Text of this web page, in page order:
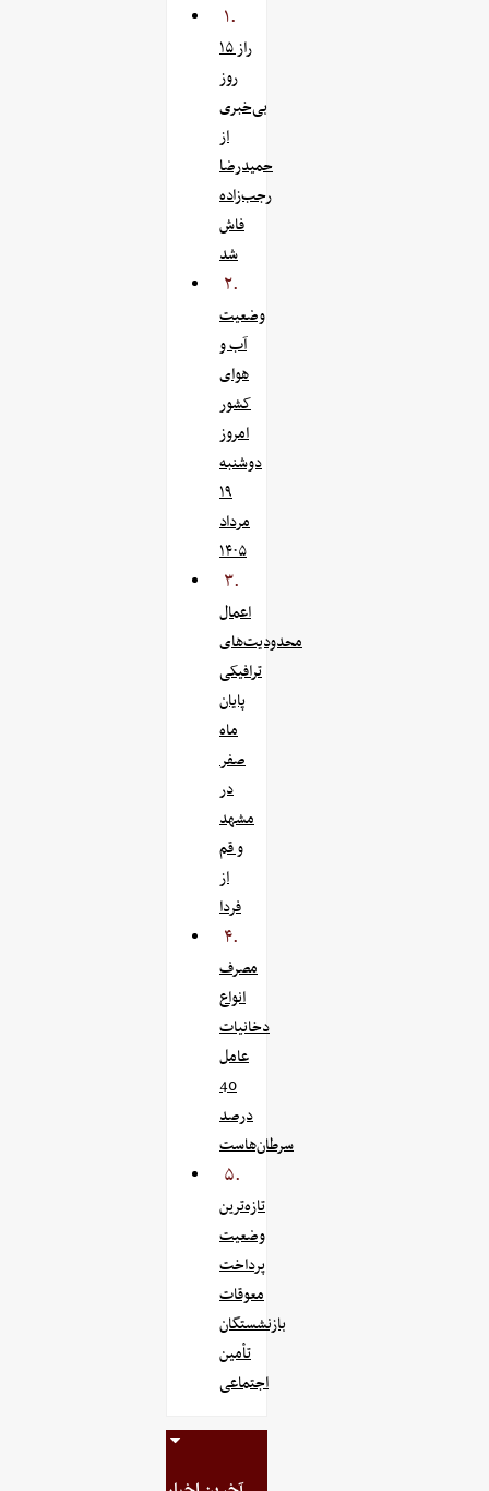
۱.
راز ۱۵
روز
بی‌خبری
از
حمیدرضا
رجب‌زاده
فاش
شد
۲.
وضعیت
آب و
هوای
کشور
امروز
دوشنبه
۱۹
مرداد
۱۴۰۵
۳.
اعمال
محدودیت‌های
ترافیکی
پایان
ماه
صفر
در
مشهد
و قم
از
فردا
۴.
مصرف
انواع
دخانیات
عامل
40
درصد
سرطان‌هاست
۵.
تازه‌ترین
وضعیت
پرداخت
معوقات
بازنشستگان
تأمین
اجتماعی